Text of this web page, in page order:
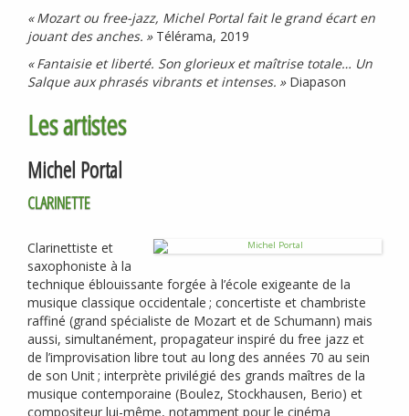
« Mozart ou free-jazz, Michel Portal fait le grand écart en
jouant des anches. »Télérama, 2019
« Fantaisie et liberté. Son glorieux et maîtrise totale… Un
Salque aux phrasés vibrants et intenses. »Diapason
Les artistes
Michel Portal
CLARINETTE
Clarinettiste et
saxophoniste à la
technique éblouissante forgée à l’école exigeante de la
musique classique occidentale ; concertiste et chambriste
raffiné (grand spécialiste de Mozart et de Schumann) mais
aussi, simultanément, propagateur inspiré du free jazz et
de l’improvisation libre tout au long des années 70 au sein
de son Unit; interprète privilégié des grands maîtres de la
musique contemporaine (Boulez, Stockhausen, Berio) et
compositeur lui-même, notamment pour le cinéma